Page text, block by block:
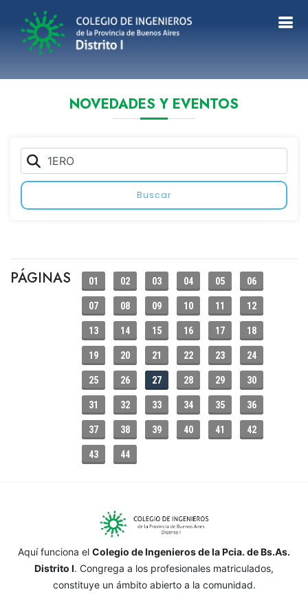
NOVEDADES Y EVENTOS
Buscar
PÁGINAS 01 02 03 04 05 06
07 08 09 10 11 12
13 14 15 16 17 18
19 20 21 22 23 24
25 26 27 28 29 30
31 32 33 34 35 36
37 38 39 40 41 42
43 44
Aquí funciona el Colegio de Ingenieros de la Pcia. de Bs.As.
Distrito I. Congrega a los profesionales matriculados,
constituye un ámbito abierto a la comunidad.